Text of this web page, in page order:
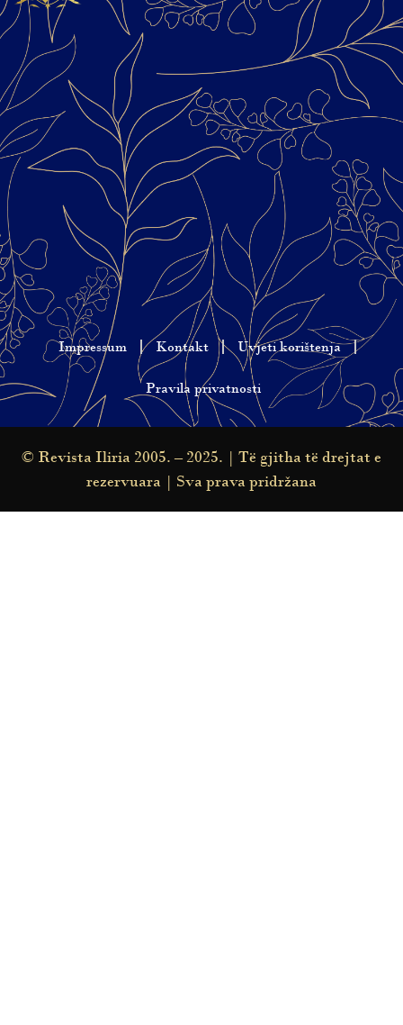
Impressum Kontakt Uvjeti korištenja
Pravila privatnosti
© Revista Iliria 2005. – 2025. | Të gjitha të drejtat e
rezervuara | Sva prava pridržana